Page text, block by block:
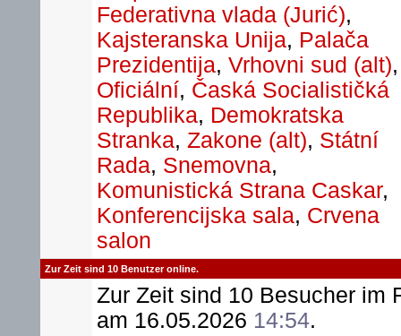
Federativna vlada (Jurić),
Kajsteranska Unija, Palača
Prezidentija, Vrhovni sud (alt),
Oficiální, Časká Socialističká
Republika, Demokratska
Stranka, Zakone (alt), Státní
Rada, Snemovna,
Komunistická Strana Caskar,
Konferencijska sala, Crvena
salon
Zur Zeit sind 10 Benutzer online.
Zur Zeit sind 10 Besucher im
am 16.05.2026 14:54.